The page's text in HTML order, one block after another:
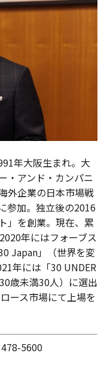
年大阪生まれ。大
・アンド・カンパニ
外企業の日本市場戦
参加。独立後の2016
」を創業。現在、累
年にはフォーブス
Japan」（世界を変
年には「30 UNDER
歳未満30人）に選出
ース市場にて上場を
5600